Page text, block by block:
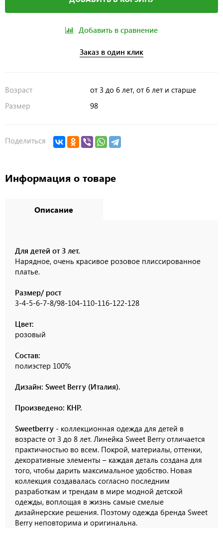
Добавить в сравнение
Заказ в один клик
Возраст
от 3 до 6 лет, от 6 лет и старше
Размер
98
Поделиться
Информация о товаре
Описание
Для детей от 3 лет.
Нарядное, очень красивое розовое плиссированное
платье.
Размер/ рост
3-4-5-6-7-8/98-104-110-116-122-128
Цвет:
розовый
Состав:
полиэстер 100%
Дизайн: Sweet Berry (Италия).
Произведено: КНР.
Sweetberry - коллекционная одежда для детей в
возрасте от 3 до 8 лет. Линейка Sweet Berry отличается
практичностью во всем. Покрой, материалы, оттенки,
декоративные элементы – каждая деталь создана для
того, чтобы дарить максимальное удобство. Новая
коллекция создавалась согласно последним
разработкам и трендам в мире модной детской
одежды, воплощая в жизнь самые смелые
дизайнерские решения. Поэтому одежда бренда Sweet
Berry неповторима и оригинальна.